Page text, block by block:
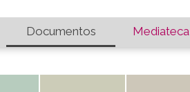
Documentos Mediateca